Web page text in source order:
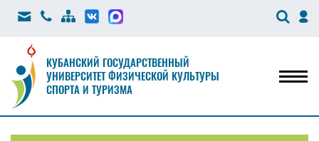
КУБАНСКИЙ ГОСУДАРСТВЕННЫЙ
УНИВЕРСИТЕТ ФИЗИЧЕСКОЙ КУЛЬТУРЫ
СПОРТА И ТУРИЗМА